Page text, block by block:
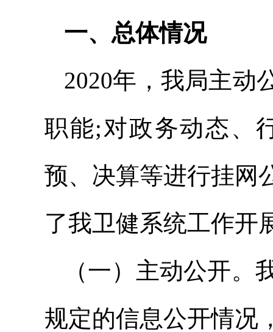
一、总体情况
2020年，我局主动
职能;对政务动态、
预、决算等进行挂网
了我卫健系统工作开
（一）主动公开。
规定的信息公开情况